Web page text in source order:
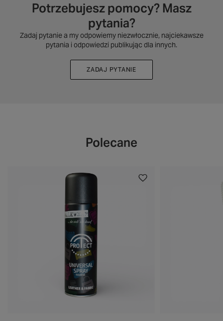
Potrzebujesz pomocy? Masz
pytania?
Zadaj pytanie a my odpowiemy niezwłocznie, najciekawsze
pytania i odpowiedzi publikując dla innych.
ZADAJ PYTANIE
Polecane